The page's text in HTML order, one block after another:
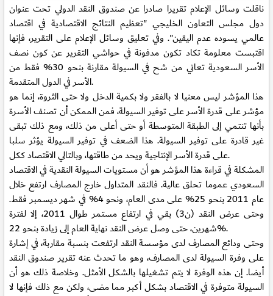
ناقلت وسائل الإعلام تقريرا صادرا عن صندوق النقد الدولي تحت عنوان
دول مجلس التعاون الخليجي "تعظيم النتائج الاقتصادية في اقتصاد
عالمي يسوده عدم اليقين". وفي تعليق وسائل الإعلام على التقرير، فإنها
اقتبست معلومة تكاد تكون مدفونة في حواشي التقرير عن كون نصف
الأسر السعودية تعاني من شح في السيولة مقارنة بنحو 30% فقط من
الأسر في الدول المتقدمة.
هذا المؤشر ليس معنيا لا بالفقر ولا بكمية الدخل ولا حتى الثروة، إنما هو
مؤشر على قدرة الأسر على توفير السيولة، فمن الممكن أن تصنف الأسرة
بأنها تنتمي إلى الطبقة المتوسطة أو حتى أعلى من ذلك، ومع ذلك تبقى
غير قادرة على توفير السيولة. هذا الضعف في توفير السيولة يؤثر سلبا
على قدرة الأسر الإنتاجية ويحد من طاقتها، وبالتالي الاقتصاد ككل.
المشكلة في قراءة هذا المؤشر هو أن مستويات السيولة النقدية في الاقتصاد
السعودي عموما تحلق عالية. فالنقد المتداول خارج المصارف ارتفع خلال
عام 2011 بنحو 25% على مدى العام، ونحو 4% في شهر ديسمبر فقط.
وحتى عرض النقد (ن3) بقي في ارتفاع مستمر طوال 2011، إلا لفترة
شهرين، حتى وصل عرض النقد نهاية العام إلى زيادة بنحو 22%.
وحتى ودائع المصارف لدى مؤسسة النقد ارتفعت بنسبة مقاربة، في إشارة
على وفرة السيولة لدى المصارف، وهو ما تحدث عنه تقرير صندوق النقد
أيضا. إن هذه الوفرة لا يتم تشغيلها بالشكل الأمثل. وخلاصة ذلك هو أن
السيولة متوفرة في الاقتصاد بشكل أكبر مما مضى، ولكن مع ذلك فإنها لا